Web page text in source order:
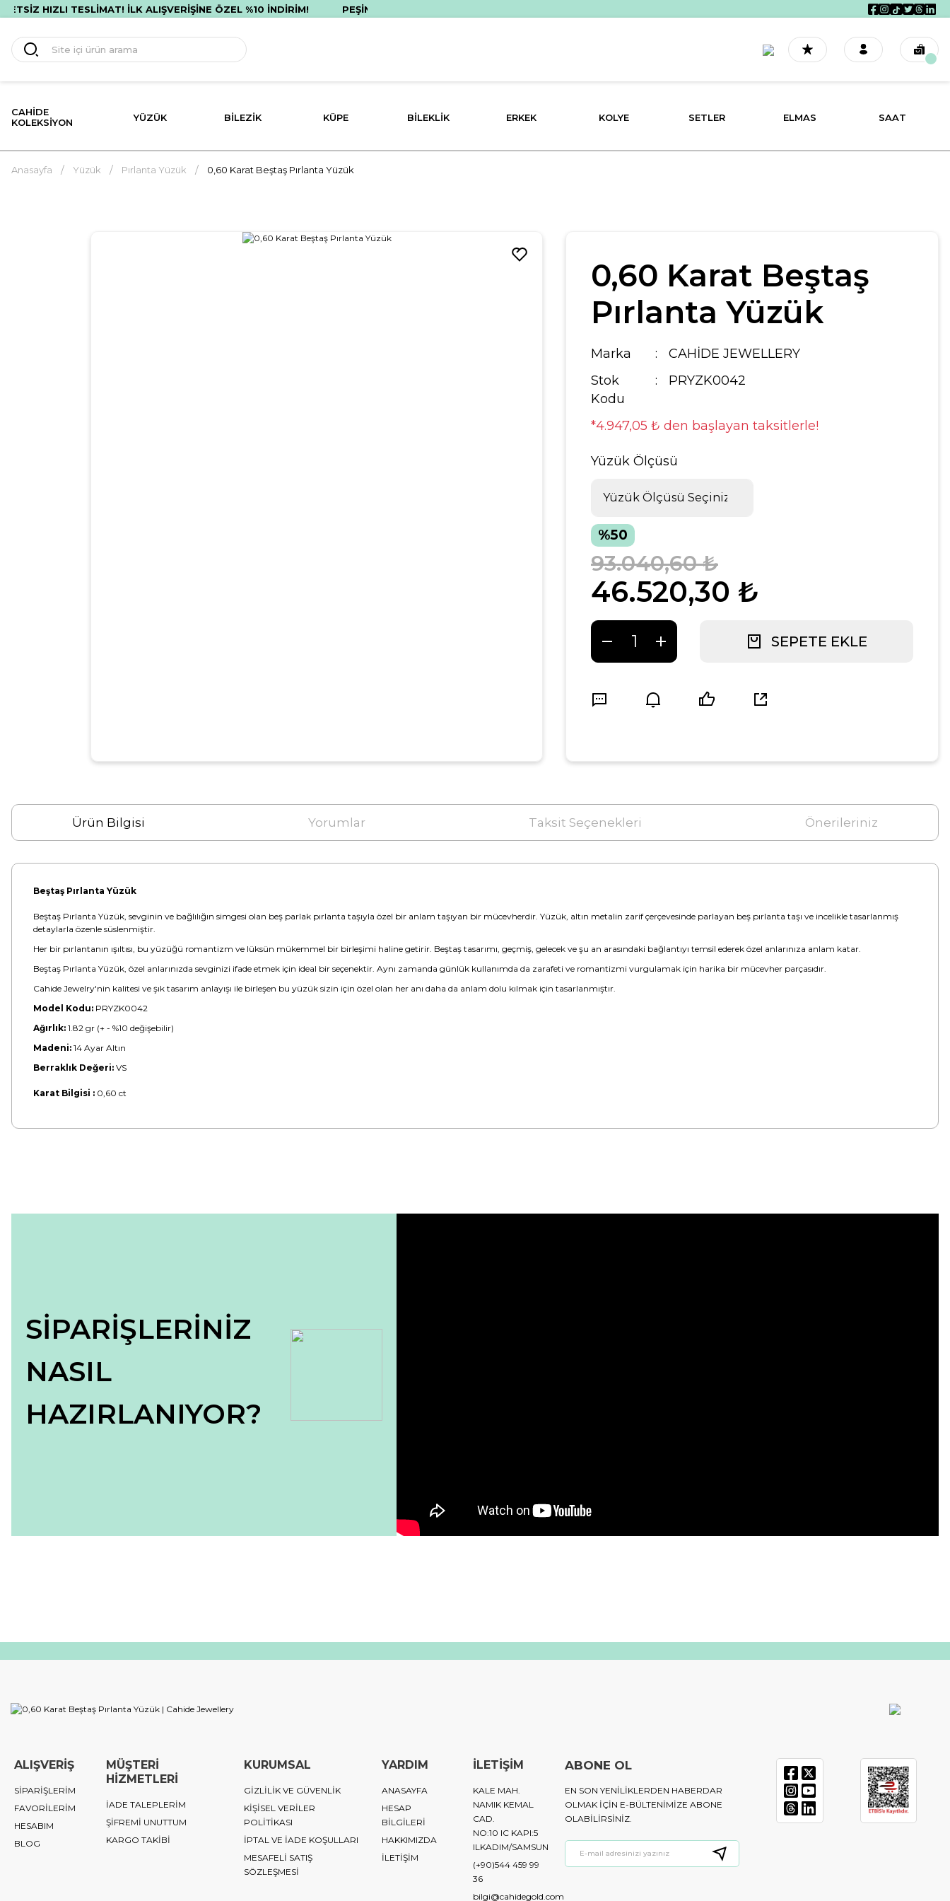
HIZLI TESLİMAT! İLK ALIŞVERİŞİNE ÖZEL %10 İNDİRİM! PEŞİN FİYATINA 3 TAKSİT İMKANI!
CAHIDE
KOLEKSIYON
YÜZÜK BILEZIK KÜPE BILEKLIK ERKEK KOLYE SETLER ELMAS SAAT
Anasayfa Yüzük Pırlanta Yüzük 0,60 Karat Beştaş Pırlanta Yüzük
0,60 Karat Beştaş
Pırlanta Yüzük
Marka
CAHİDE JEWELLERY
Stok
Kodu
PRYZK0042
*4.947,05 ₺ den başlayan taksitlerle!
Yüzük Ölçüsü
%50
46.520,30 ₺
93.040,60 ₺
SEPETE EKLE
Ürün Bilgisi Yorumlar Taksit Seçenekleri Önerileriniz
Beştaş Pırlanta Yüzük
Beştaş Pırlanta Yüzük, sevginin ve bağlılığın simgesi olan beş parlak pırlanta taşıyla özel bir anlam taşıyan bir mücevherdir. Yüzük, altın metalin zarif çerçevesinde parlayan beş pırlanta taşı ve incelikle tasarlanmış
detaylarla özenle süslenmiştir.
Her bir pırlantanın ışıltısı, bu yüzüğü romantizm ve lüksün mükemmel bir birleşimi haline getirir. Beştaş tasarımı, geçmiş, gelecek ve şu an arasındaki bağlantıyı temsil ederek özel anlarınıza anlam katar.
Beştaş Pırlanta Yüzük, özel anlarınızda sevginizi ifade etmek için ideal bir seçenektir. Aynı zamanda günlük kullanımda da zarafeti ve romantizmi vurgulamak için harika bir mücevher parçasıdır.
Cahide Jewelry'nin kalitesi ve şık tasarım anlayışı ile birleşen bu yüzük sizin için özel olan her anı daha da anlam dolu kılmak için tasarlanmıştır.
Model Kodu: PRYZK0042
Ağırlık: 1.82 gr (+ - %10 değişebilir)
Madeni: 14 Ayar Altın
Berraklık Değeri: VS
Karat Bilgisi : 0,60 ct
SİPARİŞLERİNİZ
NASIL
HAZIRLANIYOR?
ALIŞVERİŞ
SİPARİŞLERİM
FAVORİLERİM
HESABIM
BLOG
MÜŞTERİ
HİZMETLERİ
İADE TALEPLERİM
ŞİFREMİ UNUTTUM
KARGO TAKİBİ
KURUMSAL
GİZLİLİK VE GÜVENLİK
KİŞİSEL VERİLER
POLİTİKASI
İPTAL VE İADE KOŞULLARI
MESAFELİ SATIŞ
SÖZLEŞMESİ
YARDIM
ANASAYFA
HESAP
BİLGİLERİ
HAKKIMIZDA
İLETİŞİM
İLETİŞİM
KALE MAH.
NAMIK KEMAL
CAD.
NO:10 IC KAPI:5
ILKADIM/SAMSUN
(+90)544 459 99
36
bilgi@cahidegold.com
ABONE OL
EN SON YENILIKLERDEN HABERDAR
OLMAK IÇIN E-BÜLTENIMIZE ABONE
OLABILIRSINIZ.